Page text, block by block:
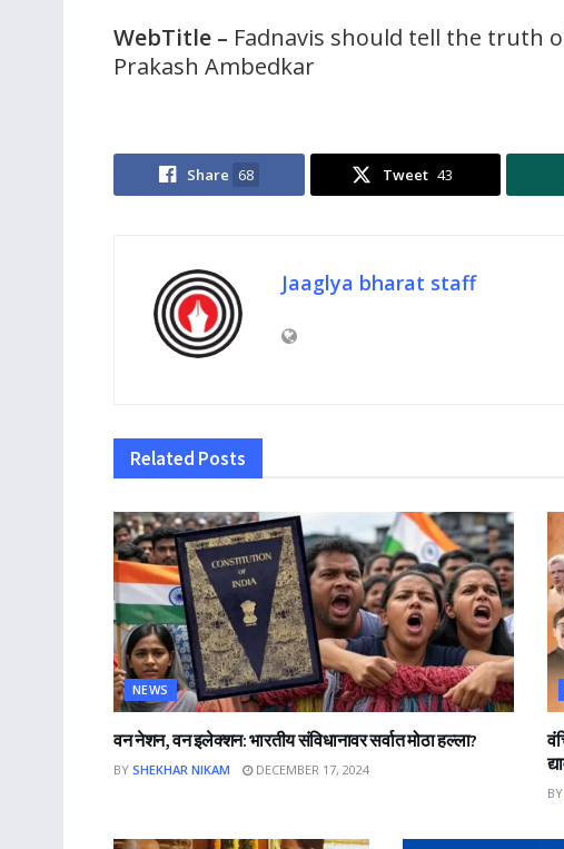
WebTitle – Fadnavis should tell the truth
Prakash Ambedkar
Share 68 Tweet 43
Jaaglya bharat staff
Related Posts
NEWS
वन नेशन, वन इलेक्शन: भारतीय संविधानावर सर्वात मोठा हल्ला?
BY SHEKHAR NIKAM DECEMBER 17, 2024
BY